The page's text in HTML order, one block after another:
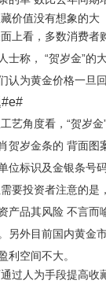
值没有想象的大
看，多数消费者购
士称， “贺岁金”的
认为黄金价格一旦
角度看，“贺岁金”
贺岁金条的 背面图
位标识及金银条号
投资者注意的是，
产品其风险 不言而
另外目前国内黄金
利空间不大。
人为手段提高收